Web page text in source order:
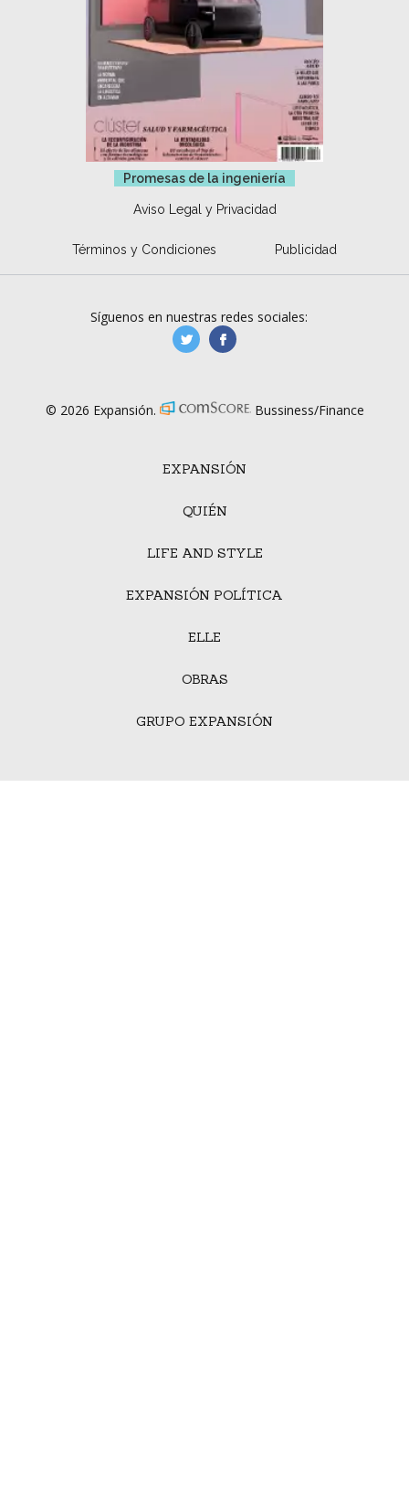
Promesas de la ingeniería
Aviso Legal y Privacidad
Términos y Condiciones Publicidad
EXPANSIÓN
QUIÉN
LIFE AND STYLE
EXPANSIÓN POLÍTICA
ELLE
OBRAS
GRUPO EXPANSIÓN
Síguenos en nuestras redes sociales:
manufacturaGE
© 2026 Expansión. Bussiness/Finance